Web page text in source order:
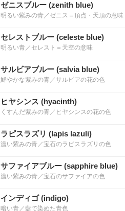
ゼニスブルー (zenith blue)
明るい紫みの青／ゼニス＝頂点・天頂の意味
セレストブルー (celeste blue)
明るい青／セレスト＝天空の意味
サルビアブルー (salvia blue)
鮮やかな紫みの青／サルビアの花の色
ヒヤシンス (hyacinth)
くすんだ紫みの青／ヒヤシンスの花の色
ラピスラズリ (lapis lazuli)
濃い紫みの青／宝石のラピスラズリの色
サファイアブルー (sapphire blue)
濃い紫みの青／宝石のサファイアの色
インディゴ (indigo)
暗い青／藍で染めた青色